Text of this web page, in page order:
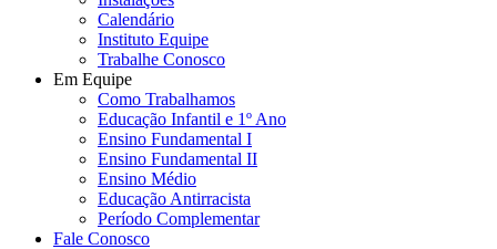
Calendário
Instituto Equipe
Trabalhe Conosco
Em Equipe
Como Trabalhamos
Educação Infantil e 1º Ano
Ensino Fundamental I
Ensino Fundamental II
Ensino Médio
Educação Antirracista
Período Complementar
Fale Conosco